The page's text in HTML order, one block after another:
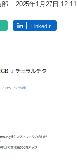
部 2025年1月27日 12:11
LinkedIn